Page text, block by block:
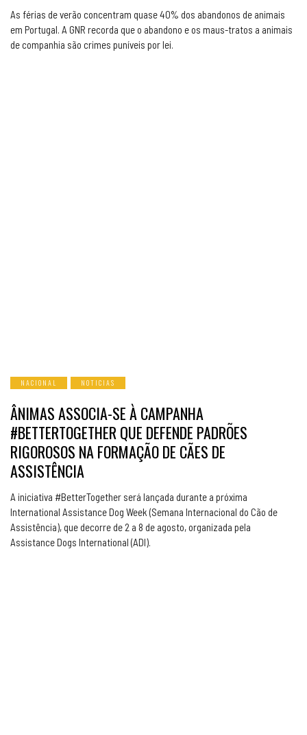
As férias de verão concentram quase 40% dos abandonos de animais
em Portugal. A GNR recorda que o abandono e os maus-tratos a animais
de companhia são crimes puníveis por lei.
NACIONAL NOTICIAS
ÂNIMAS ASSOCIA-SE À CAMPANHA
#BETTERTOGETHER QUE DEFENDE PADRÕES
RIGOROSOS NA FORMAÇÃO DE CÃES DE
ASSISTÊNCIA
A iniciativa #BetterTogether será lançada durante a próxima
International Assistance Dog Week (Semana Internacional do Cão de
Assistência), que decorre de 2 a 8 de agosto, organizada pela
Assistance Dogs International (ADI).